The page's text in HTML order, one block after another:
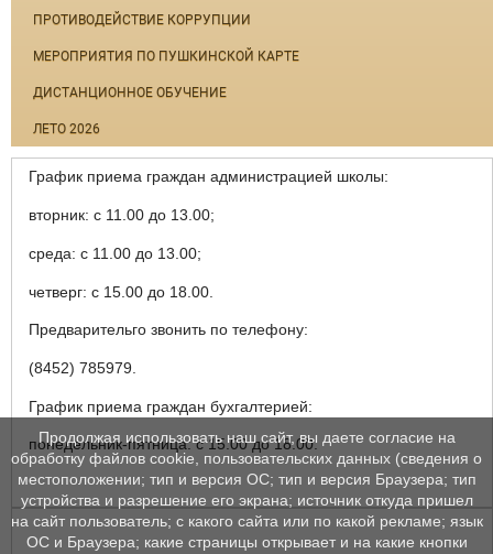
ПРОТИВОДЕЙСТВИЕ КОРРУПЦИИ
МЕРОПРИЯТИЯ ПО ПУШКИНСКОЙ КАРТЕ
ДИСТАНЦИОННОЕ ОБУЧЕНИЕ
ЛЕТО 2026
График приема граждан администрацией школы:
вторник: с 11.00 до 13.00;
среда: с 11.00 до 13.00;
четверг: с 15.00 до 18.00.
Предварительго звонить по телефону:
(8452) 785979.
График приема граждан бухгалтерией:
понедельник-пятница: с 15.00 до 18.00.
Продолжая использовать наш сайт, вы даете согласие на
обработку файлов cookie, пользовательских данных (сведения о
местоположении; тип и версия ОС; тип и версия Браузера; тип
устройства и разрешение его экрана; источник откуда пришел
на сайт пользователь; с какого сайта или по какой рекламе; язык
ОС и Браузера; какие страницы открывает и на какие кнопки